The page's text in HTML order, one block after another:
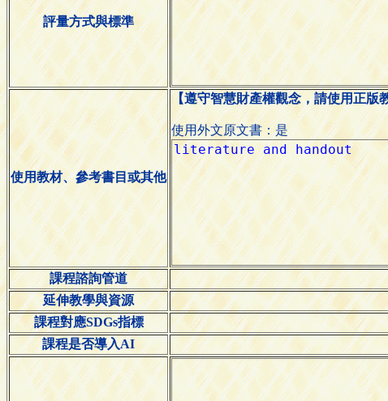
評量方式與標準
使用教材、參考書目或其他
【遵守智慧財產權觀念，請使用正版
使用外文原文書：是
課程諮詢管道
延伸教學與資源
課程對應SDGs指標
課程是否導入AI